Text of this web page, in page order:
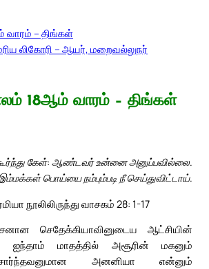
வாரம் – திங்கள்
லிகோரி – ஆயர், மறைவல்லுநர்
18ஆம் வாரம் – திங்கள்
கேள்: ஆண்டவர் உன்னை அனுப்பவில்லை.
இம்மக்கள் பொய்யை நம்பும்படி நீ செய்துவிட்டாய்.
நூலிலிருந்து வாசகம் 28: 1-17
செதேக்கியாவினுடைய ஆட்சியின்
மாதத்தில் அசூரின் மகனும்
அனனியா என்னும்